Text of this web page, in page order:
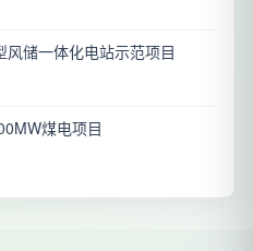
储一体化电站示范项目
煤电项目